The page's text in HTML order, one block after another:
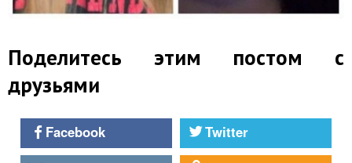
Поделитесь этим постом с
друзьями
Facebook
Twitter